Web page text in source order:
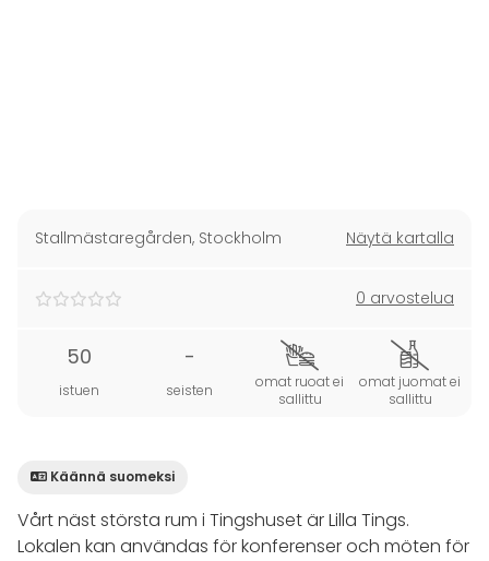
Stallmästaregården, Stockholm Näytä kartalla
0 arvostelua
50
istuen
-
seisten
omat ruoat ei
sallittu
omat juomat ei
sallittu
Käännä suomeksi
Vårt näst största rum i Tingshuset är Lilla Tings.
Lokalen kan användas för konferenser och möten för